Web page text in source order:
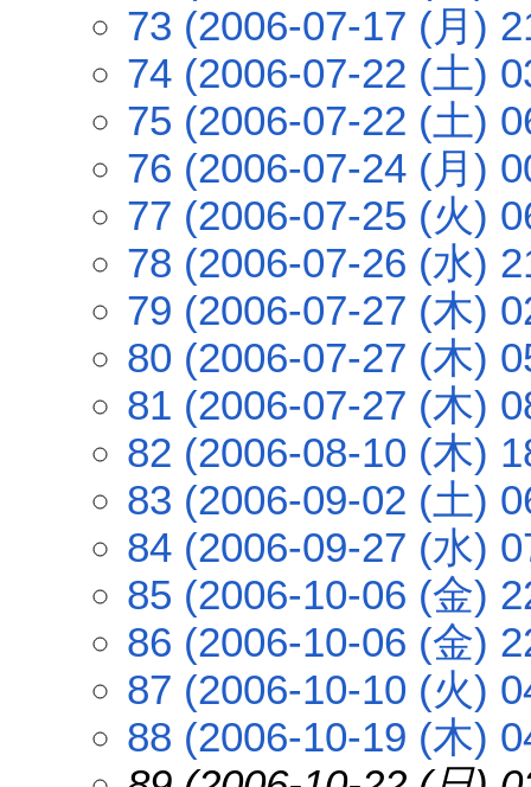
73 (2006-07-17 (月)
74 (2006-07-22 (土)
75 (2006-07-22 (土)
76 (2006-07-24 (月)
77 (2006-07-25 (火)
78 (2006-07-26 (水)
79 (2006-07-27 (木)
80 (2006-07-27 (木)
81 (2006-07-27 (木)
82 (2006-08-10 (木)
83 (2006-09-02 (土)
84 (2006-09-27 (水)
85 (2006-10-06 (金)
86 (2006-10-06 (金)
87 (2006-10-10 (火)
88 (2006-10-19 (木)